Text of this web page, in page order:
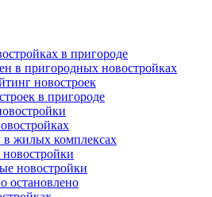
в пригороде
в пригородных новостройках
новостроек
в пригороде
жилых комплексах
новостройки
остановлено